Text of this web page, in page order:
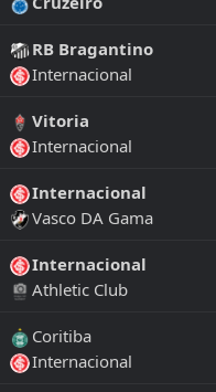
RB Bragantino
Internacional
Vitoria
Internacional
Internacional
Vasco DA Gama
Internacional
Athletic Club
Coritiba
Internacional